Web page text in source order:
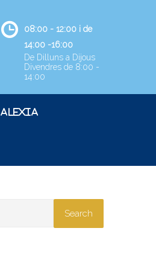
08:00 - 12:00 i de
14:00 -16:00
De Dilluns a Dijous
Divendres de 8:00 -
14:00
ALEXIA
Search